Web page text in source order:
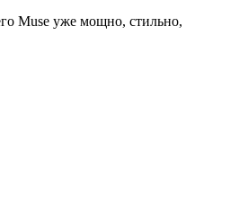
Muse уже мощно, стильно,